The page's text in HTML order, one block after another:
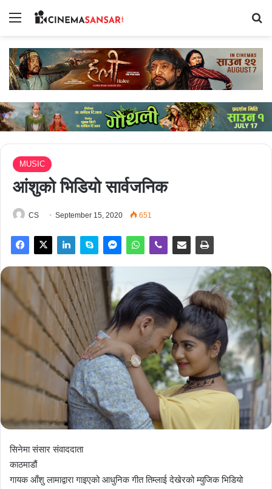
Menu
MUSIC
आंशुको भिडियो सार्वजनिक
CS September 15, 2020 651
सिनेमा संसार संवाददाता
काठमाडौं
गायक आँशु लामाद्वारा गाइएको आधुनिक गीत तिम्लाई देखेरको म्युजिक भिडियो